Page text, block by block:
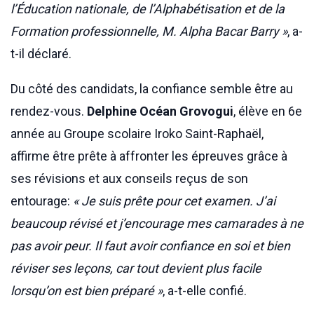
l’Éducation nationale, de l’Alphabétisation et de la
Formation professionnelle, M. Alpha Bacar Barry », a-
t-il déclaré.
Du côté des candidats, la confiance semble être au
rendez-vous. Delphine Océan Grovogui, élève en 6e
année au Groupe scolaire Iroko Saint-Raphaël,
affirme être prête à affronter les épreuves grâce à
ses révisions et aux conseils reçus de son
entourage: « Je suis prête pour cet examen. J’ai
beaucoup révisé et j’encourage mes camarades à ne
pas avoir peur. Il faut avoir confiance en soi et bien
réviser ses leçons, car tout devient plus facile
lorsqu’on est bien préparé », a-t-elle confié.